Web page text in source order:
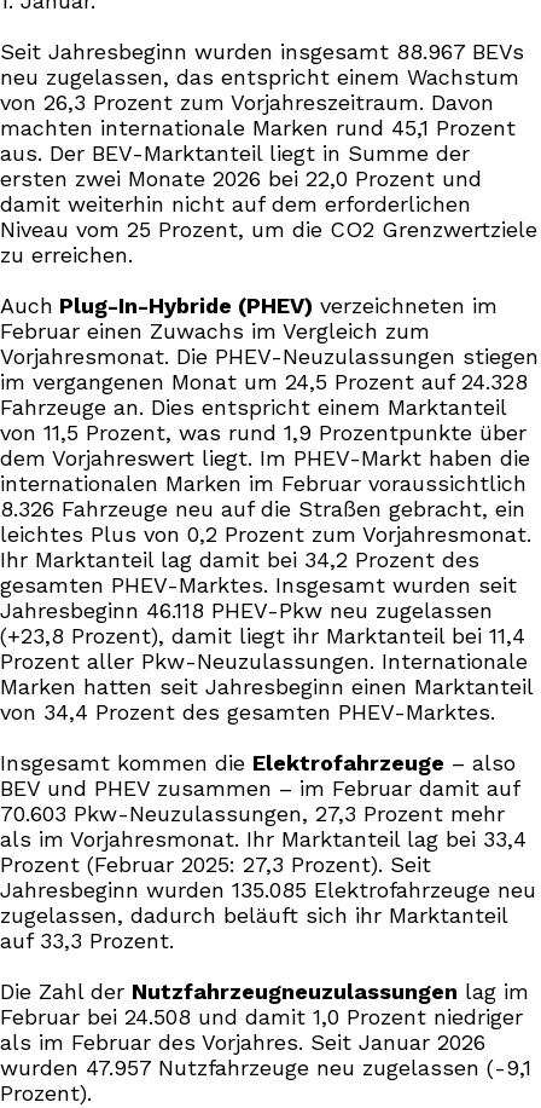
Seit Jahresbeginn wurden insgesamt 88.967 BEVs
neu zugelassen, das entspricht einem Wachstum
von 26,3 Prozent zum Vorjahreszeitraum. Davon
machten internationale Marken rund 45,1 Prozent
aus. Der BEV-Marktanteil liegt in Summe der
ersten zwei Monate 2026 bei 22,0 Prozent und
damit weiterhin nicht auf dem erforderlichen
Niveau vom 25 Prozent, um die CO2 Grenzwertziele
zu erreichen.
Auch Plug-In-Hybride (PHEV) verzeichneten im
Februar einen Zuwachs im Vergleich zum
Vorjahresmonat. Die PHEV-Neuzulassungen stiegen
im vergangenen Monat um 24,5 Prozent auf 24.328
Fahrzeuge an. Dies entspricht einem Marktanteil
von 11,5 Prozent, was rund 1,9 Prozentpunkte über
dem Vorjahreswert liegt. Im PHEV-Markt haben die
internationalen Marken im Februar voraussichtlich
8.326 Fahrzeuge neu auf die Straßen gebracht, ein
leichtes Plus von 0,2 Prozent zum Vorjahresmonat.
Ihr Marktanteil lag damit bei 34,2 Prozent des
gesamten PHEV-Marktes. Insgesamt wurden seit
Jahresbeginn 46.118 PHEV-Pkw neu zugelassen
(+23,8 Prozent), damit liegt ihr Marktanteil bei 11,4
Prozent aller Pkw-Neuzulassungen. Internationale
Marken hatten seit Jahresbeginn einen Marktanteil
von 34,4 Prozent des gesamten PHEV-Marktes.
Insgesamt kommen die Elektrofahrzeuge – also
BEV und PHEV zusammen – im Februar damit auf
70.603 Pkw-Neuzulassungen, 27,3 Prozent mehr
als im Vorjahresmonat. Ihr Marktanteil lag bei 33,4
Prozent (Februar 2025: 27,3 Prozent). Seit
Jahresbeginn wurden 135.085 Elektrofahrzeuge neu
zugelassen, dadurch beläuft sich ihr Marktanteil
auf 33,3 Prozent.
Die Zahl der Nutzfahrzeugneuzulassungen lag im
Februar bei 24.508 und damit 1,0 Prozent niedriger
als im Februar des Vorjahres. Seit Januar 2026
wurden 47.957 Nutzfahrzeuge neu zugelassen (-9,1
Prozent).